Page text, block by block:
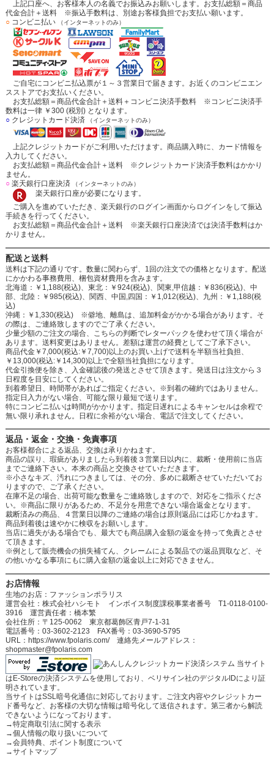
上記口座へ、お客様本人の名義でお振込みお願いします。お支払総額＝商品
代金合計＋送料 ※振込手数料は、別途お客様負担でお支払い願います。
○コンビニ払い （インターネットのみ）
ご自宅にコンビニ払込票が１～３営業日で届きます。お近くのコンビニエン
スストアでお支払いください。
お支払総額＝商品代金合計＋送料＋コンビニ決済手数料 ※コンビニ決済手
数料は一律 ￥300 (税別) となります。
○クレジットカード決済 （インターネットのみ）
上記クレジットカードがご利用いただけます。商品購入時に、カード情報を
入力してください。
お支払総額＝商品代金合計＋送料 ※クレジットカード決済手数料はかかり
ません。
○楽天銀行口座決済 （インターネットのみ）
楽天銀行口座が必要になります。
ご購入を進めていただき、楽天銀行のログイン画面からログインをして振込
手続きを行ってください。
お支払総額＝商品代金合計＋送料 ※楽天銀行口座決済では決済手数料はか
かりません。
配送と送料
送料は下記の通りです。数量に関わらず、1回の注文での価格となります。配送
にかかわる事務費用、梱包資材費用を含みます。
北海道：￥1,188(税込)、東北：￥924(税込)、関東,甲信越：￥836(税込)、中
部、北陸：￥985(税込)、関西、中国,四国：￥1,012(税込)、九州：￥1,188(税
込)
沖縄：￥1,330(税込) ※僻地、離島は、追加料金がかかる場合があります。そ
の際は、ご連絡致しますのでご了承ください。
少量少額のご注文の場合、こちらの判断でレターパックを使わせて頂く場合が
あります。送料変更はありません。差額は運営の経費としてご了承下さい。
商品代金￥7,000(税込:￥7,700)以上のお買い上げで送料を半額当社負担、
￥13,000(税込:￥14,300)以上で全額当社負担になります。
代金引換便を除き、入金確認後の発送とさせて頂きます。発送日は注文から３
日程度を目安にしてください。
到着希望日、時間帯があればご指定ください。※到着の確約ではありません。
指定日入力がない場合、可能な限り最短で送ります。
特にコンビニ払いは時間がかかります。指定日遅れによるキャンセルは余程で
無い限り承れません。日程に余裕がない場合、電話で注文してください。
返品・返金・交換・免責事項
お客様都合による返品、交換は承りかねます。
商品の誤り、瑕疵がありましたら到着後３営業日以内に、裁断・使用前に当店
までご連絡下さい。本来の商品と交換させていただきます。
※小さなキズ、汚れにつきましては、その分、多めに裁断させていただいてお
りますので、ご了承ください。
在庫不足の場合、出荷可能な数量をご連絡致しますので、対応をご指示くださ
い。※商品に限りがあるため、不足分を用意できない場合返金となります。
裁断済みの商品、４営業日以降のご連絡の場合は原則返品には応じかねます。
商品到着後は速やかに検収をお願いします。
当店に過失がある場合でも、最大でも商品購入金額の返金を持って免責とさせ
て頂きます。
※例として販売機会の損失補てん、クレームによる製品での返品買取など、そ
の他いかなる事項にもに購入金額の返金以上に対応できません。
お店情報
生地のお店：ファッションポラリス
運営会社：株式会社ハシモト インボイス制度課税事業者番号 T1-0118-0100-
3916 運営責任者：橋本繁
会社住所：〒125-0062 東京都葛飾区青戸7-1-31
電話番号：03-3602-2123 FAX番号：03-3690-5795
URL：https://www.fpolaris.com/ 連絡先メールアドレス：
shopmaster@fpolaris.com
当サイト
はE-Storeの決済システムを使用しており、ベリサイン社のデジタルIDにより証
明されています。
当サイトはSSL暗号化通信に対応しております。ご注文内容やクレジットカー
ド番号など、お客様の大切な情報は暗号化して送信されます。第三者から解読
できないようになっております。
→特定商取引法に関する表示
→個人情報の取り扱いについて
→会員特典、ポイント制度について
→サイトマップ